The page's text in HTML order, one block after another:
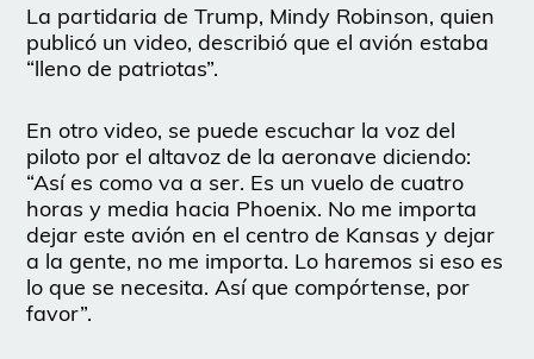
La partidaria de Trump, Mindy Robinson, quien
publicó un video, describió que el avión estaba
“lleno de patriotas”.
En otro video, se puede escuchar la voz del
piloto por el altavoz de la aeronave diciendo:
“Así es como va a ser. Es un vuelo de cuatro
horas y media hacia Phoenix. No me importa
dejar este avión en el centro de Kansas y dejar
a la gente, no me importa. Lo haremos si eso es
lo que se necesita. Así que compórtense, por
favor”.